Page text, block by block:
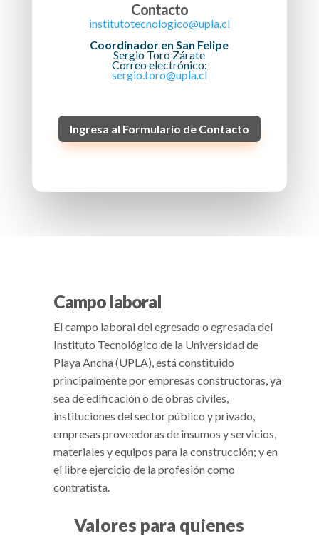
Contacto
institutotecnologico@upla.cl
Coordinador en San Felipe
Sergio Toro Zárate
Correo electrónico:
sergio.toro@upla.cl
Ingresa al Formulario de Contacto
Campo laboral
El campo laboral del egresado o egresada del
Instituto Tecnológico de la Universidad de
Playa Ancha (UPLA), está constituido
principalmente por empresas constructoras, ya
sea de edificación o de obras civiles,
instituciones del sector público y privado,
empresas proveedoras de insumos y servicios,
materiales y equipos para la construcción; y en
el libre ejercicio de la profesión como
contratista.
Valores para quienes